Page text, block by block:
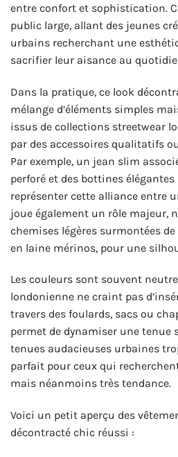
entre confort et sophistication.
public large, allant des jeunes
urbains recherchant une
sacrifier leur aisance au
Dans la pratique, ce look
mélange d’éléments simples
issus de collections streetwear
par des accessoires qualitatifs
Par exemple, un jean slim
perforé et des bottines
représenter cette alliance entre
joue également un rôle majeur,
chemises légères surmontées
en laine mérinos, pour une
Les couleurs sont souvent
londonienne ne craint pas
travers des foulards, sacs ou
permet de dynamiser une tenue
tenues audacieuses urbaines
parfait pour ceux qui
mais néanmoins très tendance.
Voici un petit aperçu des
décontracté chic réussi :